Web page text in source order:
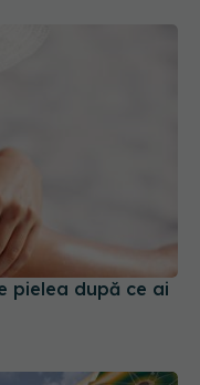
pielea după ce ai